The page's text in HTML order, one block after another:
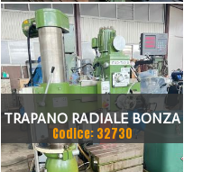
TRAPANO RADIALE BONZA
CE
Codice: 32730